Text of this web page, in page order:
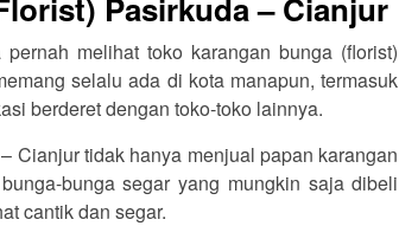
melihat toko karangan bunga (florist)
selalu ada di kota manapun, termasuk
berderet dengan toko-toko lainnya.
Cianjur tidak hanya menjual papan karangan
bunga segar yang mungkin saja dibeli
cantik dan segar.